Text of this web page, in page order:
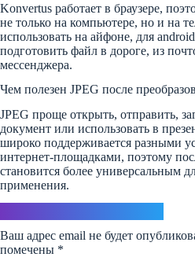
Konvertus работает в браузере,
не только на компьютере, но и на
использовать на айфоне, для
подготовить файл в дороге, из
мессенджера.
Чем полезен JPEG после
JPEG проще открыть, отправить,
документ или использовать в
широко поддерживается разными
интернет-площадками, поэтому
становится более универсальным
применения.
Ваш адрес email не будет
помечены *